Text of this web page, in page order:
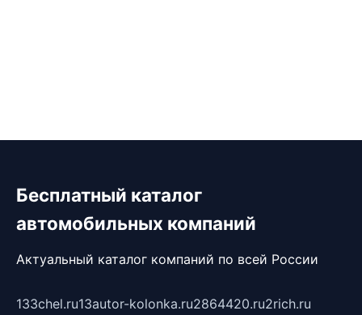
Бесплатный каталог
автомобильных компаний
Актуальный каталог компаний по всей России
133chel.ru13autor-kolonka.ru2864420.ru2rich.ru